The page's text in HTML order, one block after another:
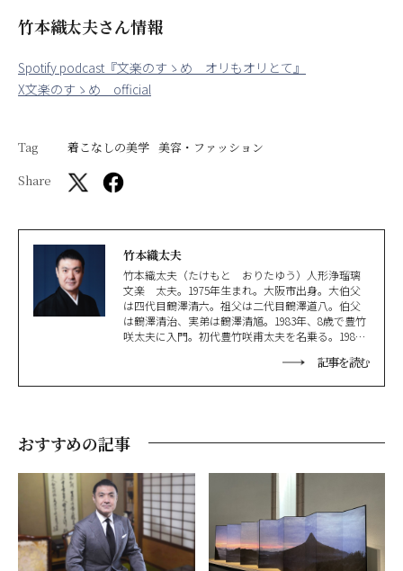
竹本織太夫さん情報
Spotify podcast『文楽のすゝめ オリもオリとて』
X文楽のすゝめ official
Tag 着こなしの美学 美容・ファッション
Share
竹本織太夫
竹本織太夫（たけもと おりたゆう）人形浄瑠璃
文楽 太夫。1975年生まれ。大阪市出身。大伯父
は四代目鶴澤清六。祖父は二代目鶴澤道八。伯父
は鶴澤清治、実弟は鶴澤清馗。1983年、8歳で豊竹
咲太夫に入門。初代豊竹咲甫太夫を名乗る。1986
2018年六代目竹本織太夫を襲名。実業之日本社か
記事を読む
おすすめの記事